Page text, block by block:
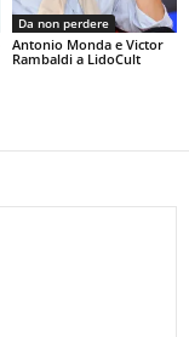
Da non perdere
Antonio Monda e Victor
Rambaldi a LidoCult